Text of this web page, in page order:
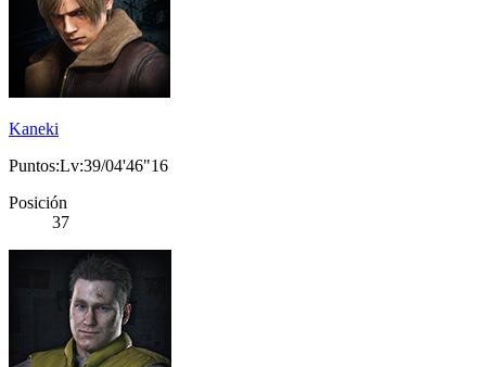
Kaneki
Puntos:Lv:39/04'46"16
Posición
37